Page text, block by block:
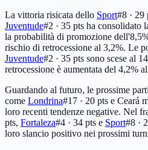
La vittoria risicata dello Sport#8 · 29
Juventude#2 · 35 pts ha consolidato
la probabilità di promozione
rischio di retrocessione al 3,2%. Le
Juventude#2 · 35 pts sono scese al
retrocessione è aumentata del 4,2%
Guardando al futuro, le prossime
come Londrina#17 · 20 pts e Ceará
loro recenti tendenze negative. Nel
pts, Fortaleza#4 · 34 pts e Sport#8 ·
loro slancio positivo nei prossimi